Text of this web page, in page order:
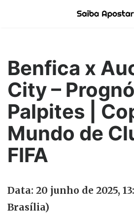
Benfica x
City –
Palpites |
Mundo de
FIFA
Data: 20 junho de 2025,
Brasília)